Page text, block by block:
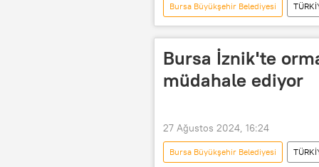
Bursa Büyükşehir Belediyesi
Orman yangını
İtfaiye
Bursa İznik'te
müdahale ediyor
27 Ağustos 2024, 16:24
Bursa Büyükşehir Belediyesi